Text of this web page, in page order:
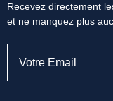
Recevez directement
et ne manquez plus